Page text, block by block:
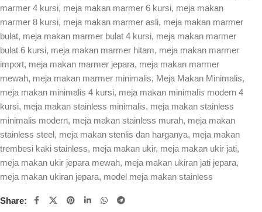
marmer 4 kursi, meja makan marmer 6 kursi, meja makan
marmer 8 kursi, meja makan marmer asli, meja makan marmer
bulat, meja makan marmer bulat 4 kursi, meja makan marmer
bulat 6 kursi, meja makan marmer hitam, meja makan marmer
import, meja makan marmer jepara, meja makan marmer
mewah, meja makan marmer minimalis, Meja Makan Minimalis,
meja makan minimalis 4 kursi, meja makan minimalis modern 4
kursi, meja makan stainless minimalis, meja makan stainless
minimalis modern, meja makan stainless murah, meja makan
stainless steel, meja makan stenlis dan harganya, meja makan
trembesi kaki stainless, meja makan ukir, meja makan ukir jati,
meja makan ukir jepara mewah, meja makan ukiran jati jepara,
meja makan ukiran jepara, model meja makan stainless
Share: